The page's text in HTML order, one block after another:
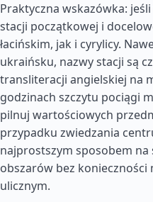
Praktyczna wskazówka:
stacji początkowej i
łacińskim, jak i cyrylicy.
ukraińsku, nazwy stacji są
transliteracji angielskiej na
godzinach szczytu pociągi
pilnuj wartościowych
przypadku zwiedzania
najprostszym sposobem na
obszarów bez konieczności
ulicznym.